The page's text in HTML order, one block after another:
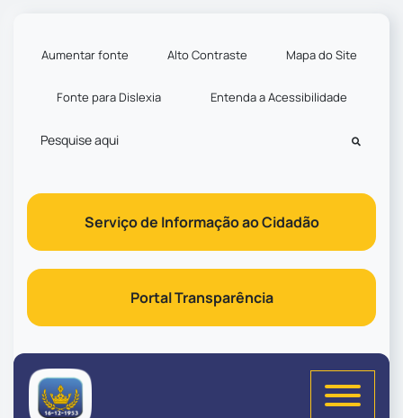
Ir para o menu [alt+2]
Ir para o rodapé [alt+4]
Aumentar fonte Alto Contraste Mapa do Site
Fonte para Dislexia Entenda a Acessibilidade
Pesquisar
Serviço de Informação ao Cidadão
Portal Transparência
Seção do menu principal